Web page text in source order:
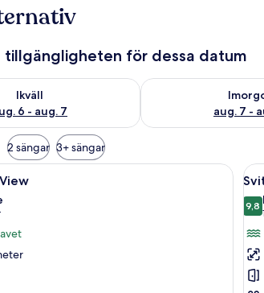
tillgängligheten för dessa datum
Ikväll
6 - aug. 7
för ikväll aug. 6 - aug. 7
aug. 7 -
Kontrollera
2 sängar 3+ sängar
Ett hotellrum med en säng, en soffa,
för
-
5
9,8